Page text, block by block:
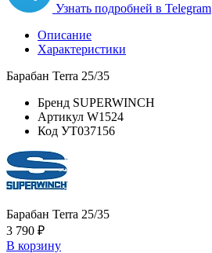
Узнать подробней в Telegram
Описание
Характеристики
Барабан Terra 25/35
Бренд SUPERWINCH
Артикул W1524
Код УТ037156
Барабан Terra 25/35
3 790 ₽
В корзину